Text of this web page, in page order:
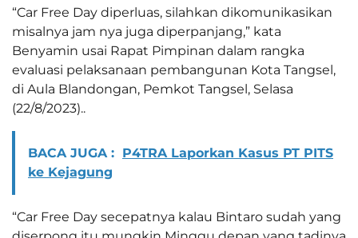
“Car Free Day diperluas, silahkan dikomunikasikan
misalnya jam nya juga diperpanjang,” kata
Benyamin usai Rapat Pimpinan dalam rangka
evaluasi pelaksanaan pembangunan Kota Tangsel,
di Aula Blandongan, Pemkot Tangsel, Selasa
(22/8/2023)..
BACA JUGA : P4TRA Laporkan Kasus PT PITS
ke Kejagung
“Car Free Day secepatnya kalau Bintaro sudah yang